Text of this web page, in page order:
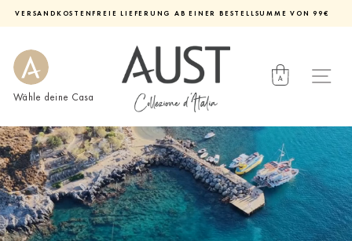
pausieren
VERSANDKOSTENFREIE LIEFERUNG AB EINER BESTELLSUMME VON 99€
Wähle deine Casa